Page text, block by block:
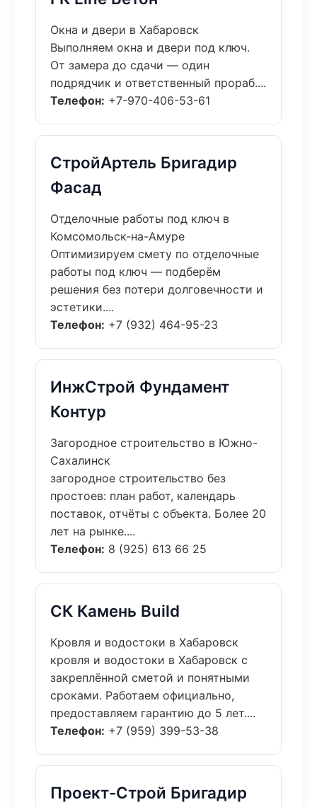
Окна и двери в Хабаровск
Выполняем окна и двери под ключ.
От замера до сдачи — один
подрядчик и ответственный прораб....
Телефон: +7-970-406-53-61
СтройАртель Бригадир
Фасад
Отделочные работы под ключ в
Комсомольск-на-Амуре
Оптимизируем смету по отделочные
работы под ключ — подберём
решения без потери долговечности и
эстетики....
Телефон: +7 (932) 464-95-23
ИнжСтрой Фундамент
Контур
Загородное строительство в Южно-
Сахалинск
загородное строительство без
простоев: план работ, календарь
поставок, отчёты с объекта. Более 20
лет на рынке....
Телефон: 8 (925) 613 66 25
СК Камень Build
Кровля и водостоки в Хабаровск
кровля и водостоки в Хабаровск с
закреплённой сметой и понятными
сроками. Работаем официально,
предоставляем гарантию до 5 лет....
Телефон: +7 (959) 399-53-38
Проект-Строй Бригадир